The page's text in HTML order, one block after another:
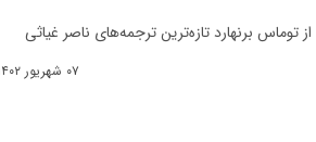
توماس برنهارد تازه‌ترین ترجمه‌های ناصر غیاثی
۰۷ شهریور ۱۴۰۲